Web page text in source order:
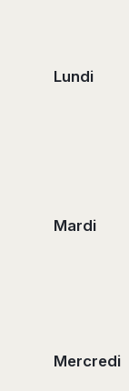
Lundi
Mardi
Mercredi